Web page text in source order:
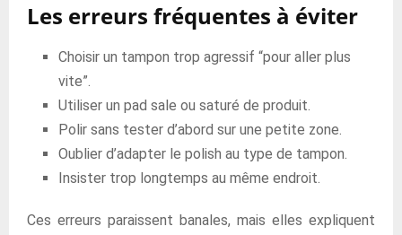
Les erreurs fréquentes à éviter
Choisir un tampon trop agressif “pour aller plus
vite”.
Utiliser un pad sale ou saturé de produit.
Polir sans tester d’abord sur une petite zone.
Oublier d’adapter le polish au type de tampon.
Insister trop longtemps au même endroit.
Ces erreurs paraissent banales, mais elles expliquent